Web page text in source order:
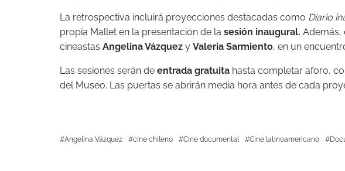
La retrospectiva incluirá proyecciones destacadas como Diario
propia Mallet en la presentación de la sesión inaugural. Además,
cineastas Angelina Vázquez y Valeria Sarmiento, en un
Las sesiones serán de entrada gratuita hasta completar aforo,
del Museo. Las puertas se abrirán media hora antes de cada
Angelina Vázquez cine chileno Cine documental Cine latinoamericano